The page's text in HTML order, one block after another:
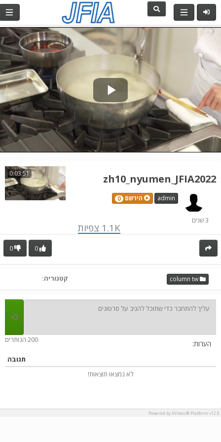
Play
Video
0:03:51 zh10_nyumen_JFIA2022
admin הירשם 0
3 שנים
1.1K צפיות
0 0
קטגוריה: column tw
200 הנותרים הערות:
תגובה
לא נמצאו תוצאות!
Powered by AVideo ® Platform v12.0